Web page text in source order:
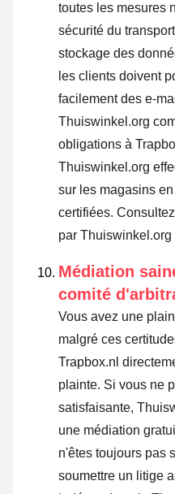
toutes les mesures
sécurité du
stockage des
les clients doivent
facilement des e-
Thuiswinkel.org
obligations à
Thuiswinkel.org
sur les magasins
certifiées.
par
Médiation
comité
Vous avez une
malgré ces
Trapbox.nl
plainte. Si vous ne
satisfaisante,
une médiation
n'êtes toujours pas
soumettre un litige